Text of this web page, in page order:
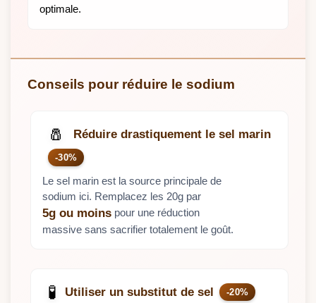
optimale.
Conseils pour réduire le sodium
🧂 Réduire drastiquement le sel marin
-30%
Le sel marin est la source principale de
sodium ici. Remplacez les 20g par
5g ou moins pour une réduction
massive sans sacrifier totalement le goût.
🧪 Utiliser un substitut de sel -20%